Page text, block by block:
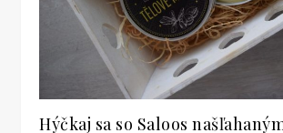
Hýčkaj sa so Saloos